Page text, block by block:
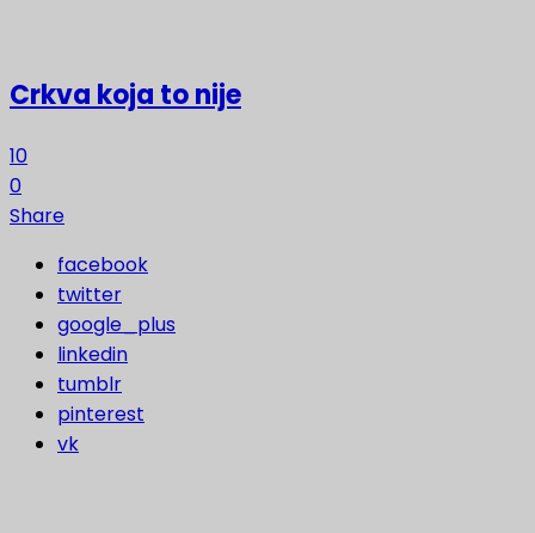
Crkva koja to nije
10
0
Share
facebook
twitter
google_plus
linkedin
tumblr
pinterest
vk